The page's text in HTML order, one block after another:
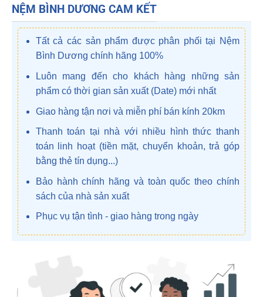
NỆM BÌNH DƯƠNG CAM KẾT
Tất cả các sản phẩm được phân phối tại Nệm
Bình Dương chính hãng 100%
Luôn mang đến cho khách hàng những sản
phẩm có thời gian sản xuất (Date) mới nhất
Giao hàng tận nơi và miễn phí bán kính 20km
Thanh toán tại nhà với nhiều hình thức thanh
toán linh hoạt (tiền mặt, chuyển khoản, trả góp
bằng thẻ tín dụng...)
Bảo hành chính hãng và toàn quốc theo chính
sách của nhà sản xuất
Phục vụ tận tình - giao hàng trong ngày